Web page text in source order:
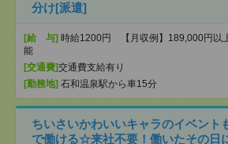
分け[派遣]
[給 与] 時給1200円 【月収例】189,000円以
能
[交通費]交通費支給有り
[勤務地] 石和温泉駅から車15分
ちいさいかわいいキャラのイベント
で働ける☆来社不要！働いたその日